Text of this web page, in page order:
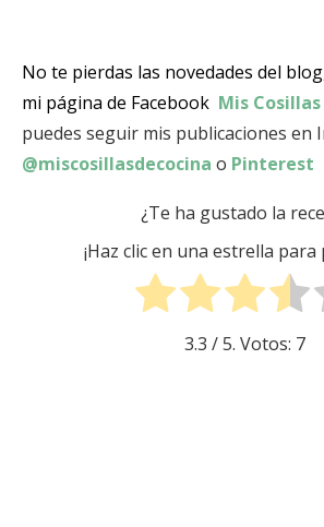
No te pierdas las novedades del
mi página de Facebook Mis
puedes seguir mis publicaciones en
@miscosillasdecocina o Pinterest
¿Te ha gustado la
¡Haz clic en una estrella
3.3 / 5. Votos: 7